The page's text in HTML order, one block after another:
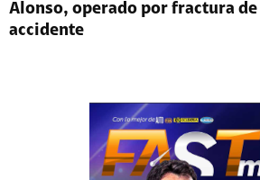
Alonso, operado por fractura
accidente